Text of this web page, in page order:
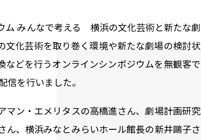
ム みんなで考える 横浜の文化芸術と新たな劇
文化芸術を取り巻く環境や新たな劇場の検討状
などを行うオンラインシンポジウムを無観客で
を行いました。
マン・エメリタスの高橋進さん、劇場計画研究
ん、横浜みなとみらいホール館長の新井鷗子さ